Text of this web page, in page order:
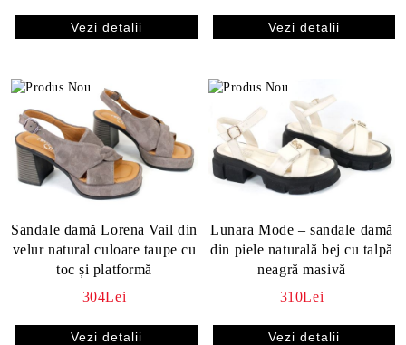
Vezi detalii Vezi detalii
Sandale damă Lorena Vail din
velur natural culoare taupe cu
toc și platformă
304Lei
Vezi detalii
Lunara Mode – sandale damă
din piele naturală bej cu talpă
neagră masivă
310Lei
Vezi detalii